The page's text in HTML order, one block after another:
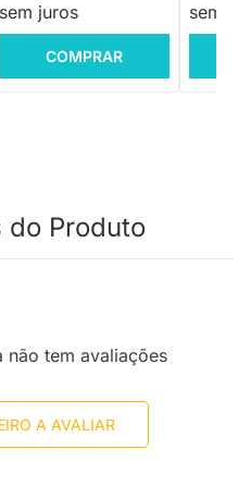
sem juros
COMPRAR
sem
do Produto
não tem avaliações
A AVALIAR